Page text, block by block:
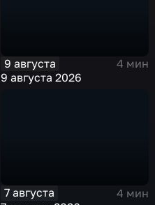
9 августа
4 мин
9 августа 2026
7 августа
4 мин